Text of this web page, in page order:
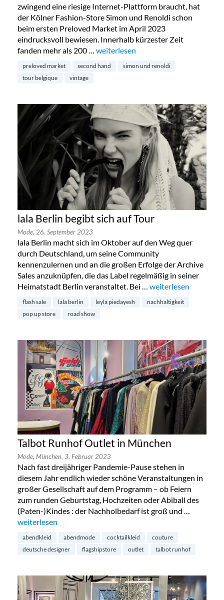
zwingend eine riesige Internet-Plattform braucht, hat
der Kölner Fashion-Store Simon und Renoldi schon
beim ersten Preloved Market im April 2023
eindrucksvoll bewiesen. Innerhalb kürzester Zeit
fanden mehr als 200 … „Preloved Market by Simon &
weiterlesen
preloved market second hand
simon und renoldi
tour belgique
vintage
lala Berlin begibt sich auf Tour
Mode, 26. September 2023
lala Berlin macht sich im Oktober auf den Weg quer
durch Deutschland, um seine Community
kennenzulernen und an die großen Erfolge der Archive
Sales anzuknüpfen, die das Label regelmäßig in seiner
Heimatstadt Berlin veranstaltet. Bei … „lala Berlin begibt
weiterlesen
flash sale lala berlin leyla piedayesh
nachhaltigkeit
pop up store
road show
Talbot Runhof Outlet in München
Mode, München, 3. Februar 2023
Nach fast dreijähriger Pandemie-Pause stehen in
diesem Jahr endlich wieder schöne Veranstaltungen in
großer Gesellschaft auf dem Programm – ob Feiern
zum runden Geburtstag, Hochzeiten oder Abiball des
(Paten-)Kindes : der Nachholbedarf ist groß und …
„Talbot Runhof Outlet in München“
weiterlesen
abendkleid abendmode cocktailkleid
couture
deutsche designer
flagshipstore outlet talbot runhof